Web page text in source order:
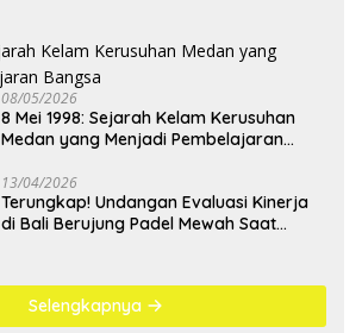
08/05/2026
8 Mei 1998: Sejarah Kelam Kerusuhan
Medan yang Menjadi Pembelajaran
13/04/2026
Terungkap! Undangan Evaluasi Kinerja
di Bali Berujung Padel Mewah Saat
Selengkapnya